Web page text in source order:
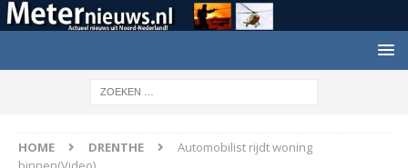
HOME DRENTHE
Automobilist rijdt woning